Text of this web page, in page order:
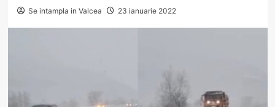
Se intampla in Valcea 23 ianuarie 2022